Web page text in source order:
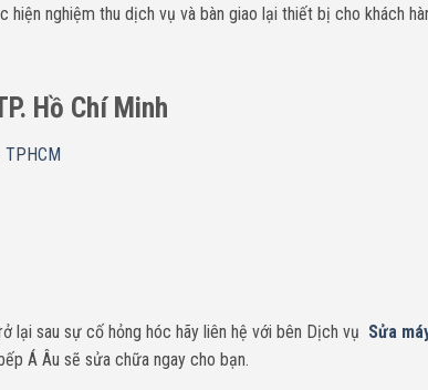
nghiệm thu dịch vụ và bàn giao lại thiết bị cho khách
Hồ Chí Minh
TPHCM
lại sau sự cố hỏng hóc hãy liên hệ với bên Dịch vụ Sửa
Á Âu sẽ sửa chữa ngay cho bạn.